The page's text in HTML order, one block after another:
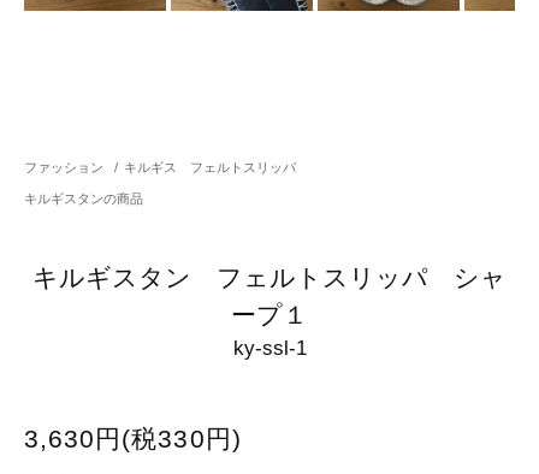
ファッション / キルギス フェルトスリッパ
キルギスタンの商品
キルギスタン フェルトスリッパ シャ
ープ１
ky-ssl-1
3,630円(税330円)